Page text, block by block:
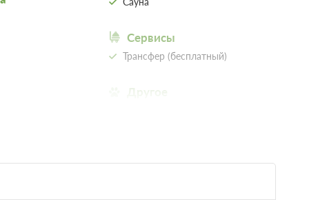
Ванная комната в номере
Сервисы
Трансфер (бесплатный)
Другое